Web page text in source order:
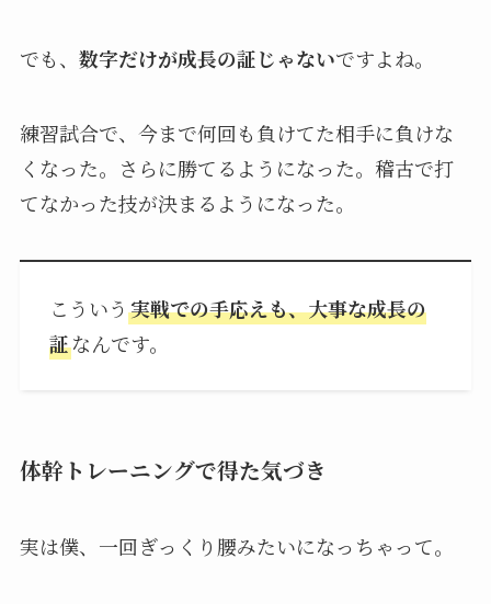
でも、 数字だけが成長の証じゃないですよね。
練習試合で、今まで何回も負けてた相手に負けな
くなった。さらに勝てるようになった。稽古で打
てなかった技が決まるようになった。
こういう 実戦での手応えも、大事な成長の
証なんです。
体幹トレーニングで得た気づき
実は僕、一回ぎっくり腰みたいになっちゃって。